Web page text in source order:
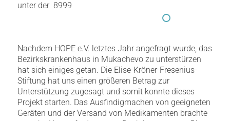
unter der 8999
Nachdem HOPE e.V. letztes Jahr angefragt wurde, das
Bezirkskrankenhaus in Mukachevo zu unterstürzen
hat sich einiges getan. Die Elise-Kröner-Fresenius-
Stiftung hat uns einen größeren Betrag zur
Unterstützung zugesagt und somit konnte dieses
Projekt starten. Das Ausfindigmachen von geeigneten
Geräten und der Versand von Medikamenten brachte